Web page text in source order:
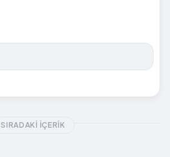
SIRADAKI İÇERIK